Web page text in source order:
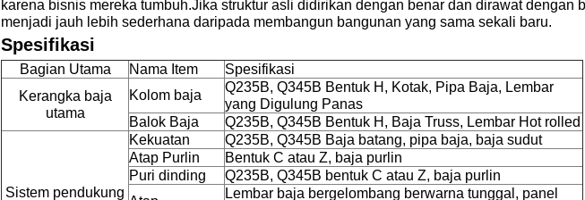
karena bisnis mereka tumbuh.Jika struktur asli didirikan dengan benar dan dirawat dengan
menjadi jauh lebih sederhana daripada membangun bangunan yang sama sekali baru.
Spesifikasi
Bagian Utama Nama Item
Spesifikasi
Kerangka baja
utama
Kolom baja
Q235B, Q345B Bentuk H, Kotak, Pipa Baja, Lembar
yang Digulung Panas
Balok Baja
Q235B, Q345B Bentuk H, Baja Truss, Lembar Hot rolled
Sistem pendukung
Kekuatan
Q235B, Q345B Baja batang, pipa baja, baja sudut
Atap Purlin
Bentuk C atau Z, baja purlin
Puri dinding
Q235B, Q345B bentuk C atau Z, baja purlin
Lembar baja bergelombang berwarna tunggal, panel